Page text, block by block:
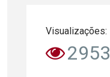
Visualizações:
2953